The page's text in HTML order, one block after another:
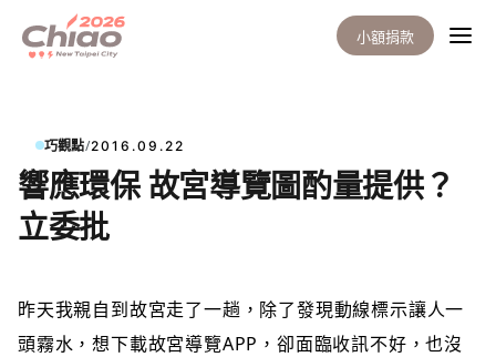
小額捐款
巧觀點/2016.09.22
響應環保 故宮導覽圖酌量提供？
立委批
昨天我親自到故宮走了一趟，除了發現動線標示讓人一
頭霧水，想下載故宮導覽APP，卻面臨收訊不好，也沒